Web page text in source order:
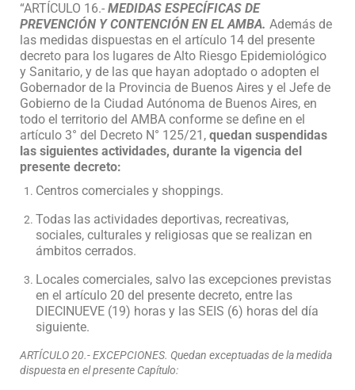
“ARTÍCULO 16.- MEDIDAS ESPECÍFICAS DE
PREVENCIÓN Y CONTENCIÓN EN EL AMBA. Además de
las medidas dispuestas en el artículo 14 del presente
decreto para los lugares de Alto Riesgo Epidemiológico
y Sanitario, y de las que hayan adoptado o adopten el
Gobernador de la Provincia de Buenos Aires y el Jefe de
Gobierno de la Ciudad Autónoma de Buenos Aires, en
todo el territorio del AMBA conforme se define en el
artículo 3° del Decreto N° 125/21, quedan suspendidas
las siguientes actividades, durante la vigencia del
presente decreto:
Centros comerciales y shoppings.
Todas las actividades deportivas, recreativas,
sociales, culturales y religiosas que se realizan en
ámbitos cerrados.
Locales comerciales, salvo las excepciones previstas
en el artículo 20 del presente decreto, entre las
DIECINUEVE (19) horas y las SEIS (6) horas del día
siguiente.
ARTÍCULO 20.- EXCEPCIONES. Quedan exceptuadas de la medida
dispuesta en el presente Capítulo: